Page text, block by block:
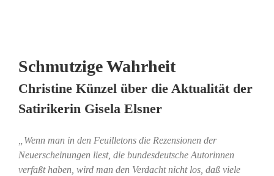
Schmutzige Wahrheit
Christine Künzel über die Aktualität der
Satirikerin Gisela Elsner
„Wenn man in den Feuilletons die Rezensionen der
Neuerscheinungen liest, die bundesdeutsche Autorinnen
verfaßt haben, wird man den Verdacht nicht los, daß viele